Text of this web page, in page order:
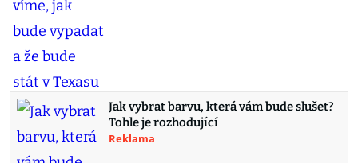
Jak vybrat barvu, která vám bude slušet?
Tohle je rozhodující
Reklama